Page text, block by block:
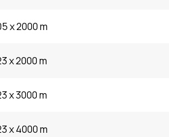
x 2000 m
x 2000 m
x 3000 m
x 4000 m